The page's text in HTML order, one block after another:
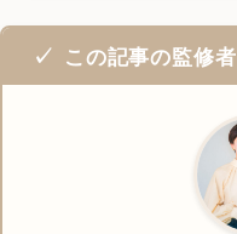
この記事の監修者